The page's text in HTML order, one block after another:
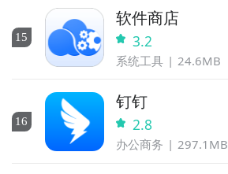
15
软件商店
3.2
系统工具 24.6MB
16
钉钉
2.8
办公商务 297.1MB